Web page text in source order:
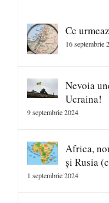
Ce
16 septembrie
Nevoia
Ucraina!
9 septembrie 2024
Africa,
și Rusia
1 septembrie 2024